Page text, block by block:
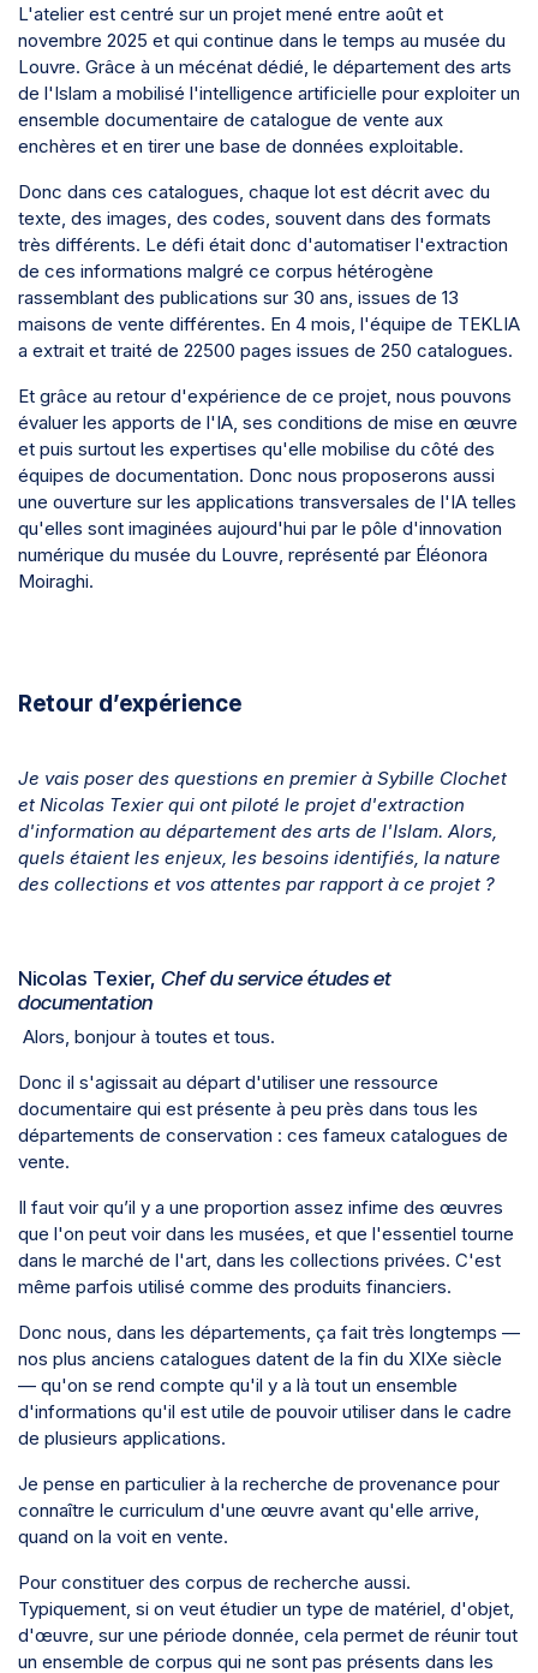
L'atelier est centré sur un projet mené entre août et
novembre 2025 et qui continue dans le temps au musée du
Louvre. Grâce à un mécénat dédié, le département des arts
de l'Islam a mobilisé l'intelligence artificielle pour exploiter un
ensemble documentaire de catalogue de vente aux
enchères et en tirer une base de données exploitable.
Donc dans ces catalogues, chaque lot est décrit avec du
texte, des images, des codes, souvent dans des formats
très différents. Le défi était donc d'automatiser l'extraction
de ces informations malgré ce corpus hétérogène
rassemblant des publications sur 30 ans, issues de 13
maisons de vente différentes. En 4 mois, l'équipe de TEKLIA
a extrait et traité de 22500 pages issues de 250 catalogues.
Et grâce au retour d'expérience de ce projet, nous pouvons
évaluer les apports de l'IA, ses conditions de mise en œuvre
et puis surtout les expertises qu'elle mobilise du côté des
équipes de documentation. Donc nous proposerons aussi
une ouverture sur les applications transversales de l'IA telles
qu'elles sont imaginées aujourd'hui par le pôle d'innovation
numérique du musée du Louvre, représenté par Éléonora
Moiraghi.
Retour d’expérience
Je vais poser des questions en premier à Sybille Clochet
et Nicolas Texier qui ont piloté le projet d'extraction
d'information au département des arts de l'Islam. Alors,
quels étaient les enjeux, les besoins identifiés, la nature
des collections et vos attentes par rapport à ce projet ?
Nicolas Texier, Chef du service études et
documentation
Alors, bonjour à toutes et tous.
Donc il s'agissait au départ d'utiliser une ressource
documentaire qui est présente à peu près dans tous les
départements de conservation : ces fameux catalogues de
vente.
Il faut voir qu’il y a une proportion assez infime des œuvres
que l'on peut voir dans les musées, et que l'essentiel tourne
dans le marché de l'art, dans les collections privées. C'est
même parfois utilisé comme des produits financiers.
Donc nous, dans les départements, ça fait très longtemps —
nos plus anciens catalogues datent de la fin du XIXe siècle
— qu'on se rend compte qu'il y a là tout un ensemble
d'informations qu'il est utile de pouvoir utiliser dans le cadre
de plusieurs applications.
Je pense en particulier à la recherche de provenance pour
connaître le curriculum d'une œuvre avant qu'elle arrive,
quand on la voit en vente.
Pour constituer des corpus de recherche aussi.
Typiquement, si on veut étudier un type de matériel, d'objet,
d'œuvre, sur une période donnée, cela permet de réunir tout
un ensemble de corpus qui ne sont pas présents dans les